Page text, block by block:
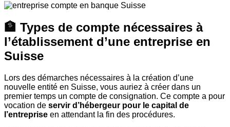
🏦 Types de compte nécessaires à
l’établissement d’une entreprise en
Suisse
Lors des démarches nécessaires à la création d’une
nouvelle entité en Suisse, vous auriez à créer dans un
premier temps un compte de consignation. Ce compte a pour
vocation de servir d’hébergeur pour le capital de
l’entreprise en attendant la fin des procédures.